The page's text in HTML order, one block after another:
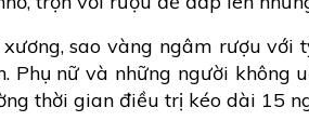
sao vàng ngâm rượu với
Phụ nữ và những người không
thời gian điều trị kéo dài 15